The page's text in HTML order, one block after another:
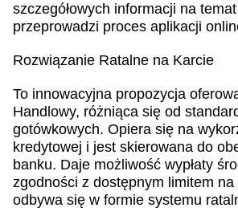
szczegółowych informacji na
przeprowadzi proces aplikacji
Rozwiązanie Ratalne na Karcie
To innowacyjna propozycja
Handlowy, różniąca się od
gotówkowych. Opiera się na
kredytowej i jest skierowana do
banku. Daje możliwość wypłaty
zgodności z dostępnym limitem na
odbywa się w formie systemu